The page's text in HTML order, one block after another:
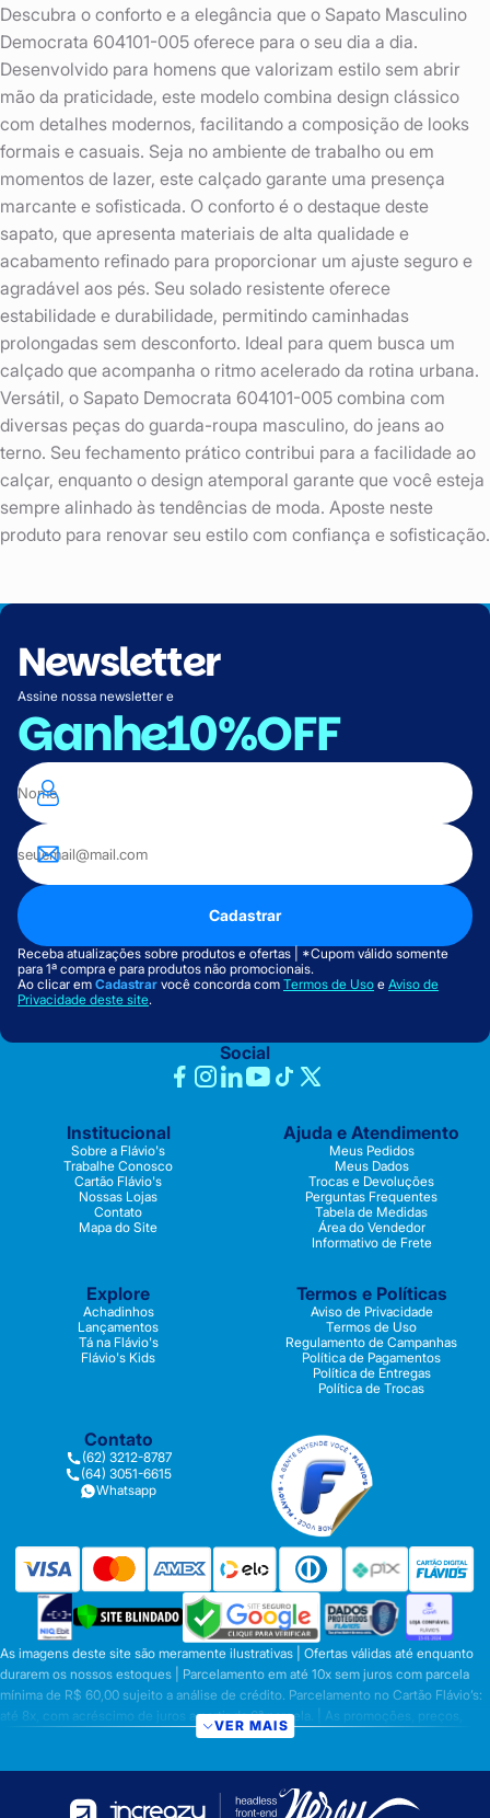
Descubra o conforto e a elegância que o Sapato Masculino
Democrata 604101-005 oferece para o seu dia a dia.
Desenvolvido para homens que valorizam estilo sem abrir
mão da praticidade, este modelo combina design clássico
com detalhes modernos, facilitando a composição de looks
formais e casuais. Seja no ambiente de trabalho ou em
momentos de lazer, este calçado garante uma presença
marcante e sofisticada. O conforto é o destaque deste
sapato, que apresenta materiais de alta qualidade e
acabamento refinado para proporcionar um ajuste seguro e
agradável aos pés. Seu solado resistente oferece
estabilidade e durabilidade, permitindo caminhadas
prolongadas sem desconforto. Ideal para quem busca um
calçado que acompanha o ritmo acelerado da rotina urbana.
Versátil, o Sapato Democrata 604101-005 combina com
diversas peças do guarda-roupa masculino, do jeans ao
terno. Seu fechamento prático contribui para a facilidade ao
calçar, enquanto o design atemporal garante que você esteja
sempre alinhado às tendências de moda. Aposte neste
produto para renovar seu estilo com confiança e sofisticação.
Newsletter
Assine nossa newsletter e
Ganhe10%OFF
Cadastrar
Receba atualizações sobre produtos e ofertas | *Cupom válido somente
para 1ª compra e para produtos não promocionais.
Ao clicar em Cadastrar você concorda com Termos de Uso e Aviso de
Privacidade deste site.
Social
Institucional
Sobre a Flávio's
Trabalhe Conosco
Cartão Flávio's
Nossas Lojas
Contato
Mapa do Site
Ajuda e Atendimento
Meus Pedidos
Meus Dados
Trocas e Devoluções
Perguntas Frequentes
Tabela de Medidas
Área do Vendedor
Informativo de Frete
Explore
Achadinhos
Lançamentos
Tá na Flávio's
Flávio's Kids
Termos e Políticas
Aviso de Privacidade
Termos de Uso
Regulamento de Campanhas
Política de Pagamentos
Política de Entregas
Política de Trocas
Contato
(62) 3212-8787
(64) 3051-6615
Whatsapp
As imagens deste site são meramente ilustrativas | Ofertas válidas até enquanto
durarem os nossos estoques | Parcelamento em até 10x sem juros com parcela
mínima de R$ 60,00 sujeito a análise de crédito. Parcelamento no Cartão Flávio’s:
até 8x, com acréscimo de juros a partir da 6ª parcela. | As promoções, preços,
parcelamentos e condições de pagamento são válidas apenas para compras
preços válidos para os produtos serão aqueles exibidos no ato da conclusão da
VER MAIS